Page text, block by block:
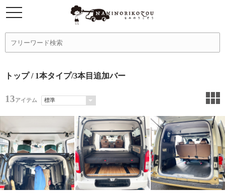
トップ/ 1本タイプ/3本目追加バー
13アイテム